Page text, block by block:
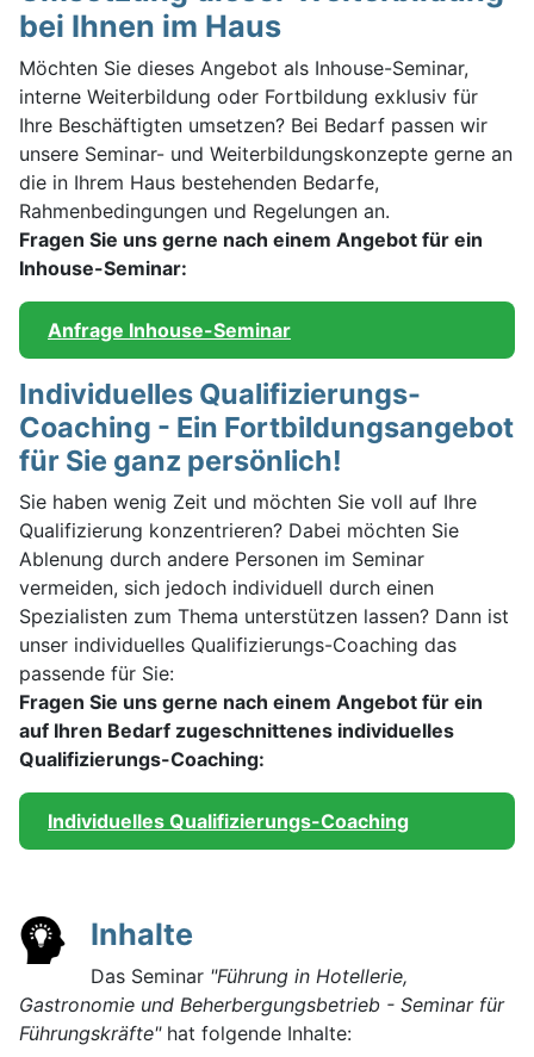
bei Ihnen im Haus
Möchten Sie dieses Angebot als Inhouse-Seminar,
interne Weiterbildung oder Fortbildung exklusiv für
Ihre Beschäftigten umsetzen? Bei Bedarf passen wir
unsere Seminar- und Weiterbildungskonzepte gerne an
die in Ihrem Haus bestehenden Bedarfe,
Rahmenbedingungen und Regelungen an.
Fragen Sie uns gerne nach einem Angebot für ein
Inhouse-Seminar:
Anfrage Inhouse-Seminar
Individuelles Qualifizierungs-
Coaching - Ein Fortbildungsangebot
für Sie ganz persönlich!
Sie haben wenig Zeit und möchten Sie voll auf Ihre
Qualifizierung konzentrieren? Dabei möchten Sie
Ablenung durch andere Personen im Seminar
vermeiden, sich jedoch individuell durch einen
Spezialisten zum Thema unterstützen lassen? Dann ist
unser individuelles Qualifizierungs-Coaching das
passende für Sie:
Fragen Sie uns gerne nach einem Angebot für ein
auf Ihren Bedarf zugeschnittenes individuelles
Qualifizierungs-Coaching:
Individuelles Qualifizierungs-Coaching
Inhalte
Das Seminar "Führung in Hotellerie,
Gastronomie und Beherbergungsbetrieb - Seminar für
Führungskräfte"hat folgende Inhalte: